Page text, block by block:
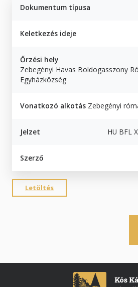
Dokumentum típusa
Keletkezés ideje
Őrzési hely
Zebegényi Havas Boldogasszony
Egyházközség
Vonatkozó alkotás Zebegényi
Jelzet HU BFL
Szerző
Letöltés